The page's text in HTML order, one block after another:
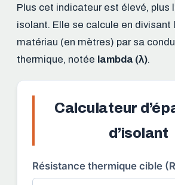
Plus cet indicateur est élevé, plus
isolant. Elle se calcule en divisant
matériau (en mètres) par sa
thermique, notée lambda (λ).
Calculateur
d’isolant
Résistance thermique cible